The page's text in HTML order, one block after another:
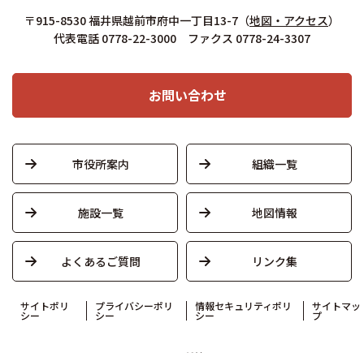
〒915-8530 福井県越前市府中一丁目13-7 （地図・アクセス）
代表電話 0778-22-3000 ファクス 0778-24-3307
お問い合わせ
市役所案内 組織一覧
施設一覧 地図情報
よくあるご質問 リンク集
サイトポリ
シー
プライバシーポリ
シー
情報セキュリティポリ
シー
サイトマッ
プ